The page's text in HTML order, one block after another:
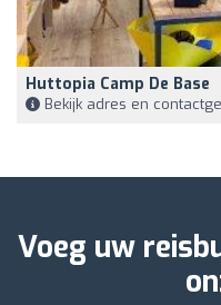
Huttopia Camp De Base
Bekijk adres en
Voeg uw